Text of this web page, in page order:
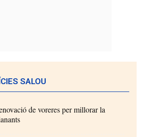
SALOU
de voreres per millorar la